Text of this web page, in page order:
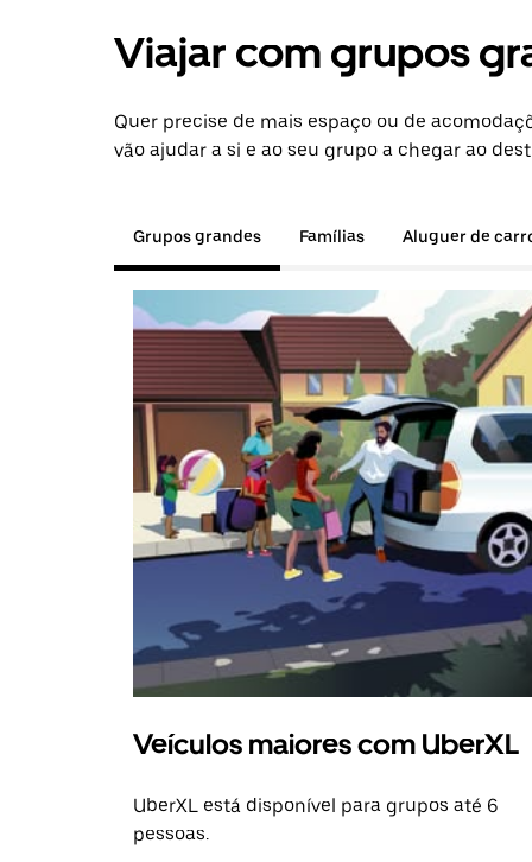
Viajar com grupos
Quer precise de mais espaço ou de
vão ajudar a si e ao seu grupo a chegar ao
Grupos grandes Famílias Aluguer de
Veículos maiores com UberXL
UberXL está disponível para grupos até 6
pessoas.